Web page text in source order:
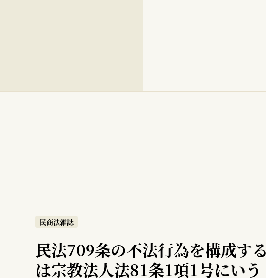
民商法雑誌
民法709条の不法行為を構成す
は宗教法人法81条1項1号にいう